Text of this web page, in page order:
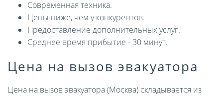
Современная техника.
Цены ниже, чем у конкурентов.
Предоставление дополнительных услуг.
Среднее время прибытие - 30 минут.
Цена на вызов эвакуатора
Цена на вызов эвакуатора (Москва) складывается из